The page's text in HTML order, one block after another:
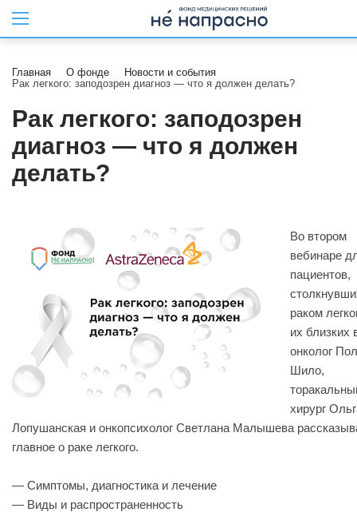
Главная О фонде
Новости и события
Рак легкого: заподозрен диагноз — что я должен делать?
Рак легкого: заподозрен
диагноз — что я должен
делать?
Во втором
вебинаре
пациентов,
раком
их близких
онколог
Шило,
хирург
Лопушанская и онкопсихолог Светлана Малышева
главное о раке легкого.
— Симптомы, диагностика и лечение
— Виды и распространенность